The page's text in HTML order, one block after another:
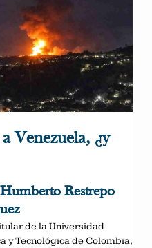
Venezuela, ¿y
Restrepo
de la Universidad
y Tecnológica de Colombia,